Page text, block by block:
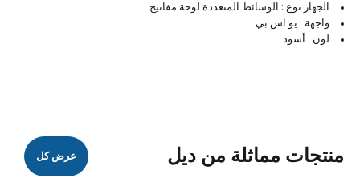
الجهاز نوع : الوسائط المتعددة لوحة مفاتيح
واجهة : يو اس بي
لون : أسود
منتجات مماثلة من ديل عرض كل